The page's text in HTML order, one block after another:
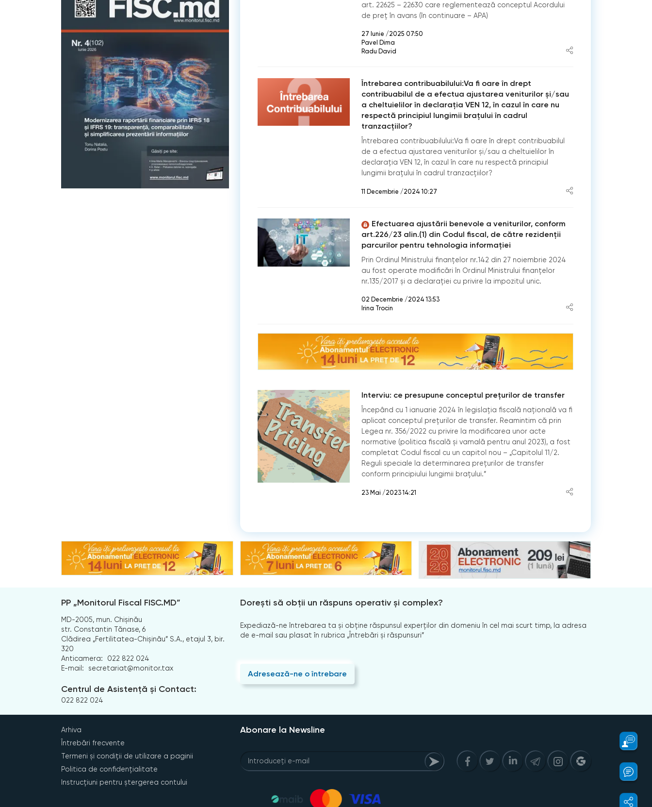
art. 22625 – 22630 care reglementează conceptul Acordului
de preț în avans (în continuare – APA)
27 Iunie /2025 07:50
Pavel Dima
Radu David
Întrebarea contribuabilului:Va fi oare în drept
contribuabilul de a efectua ajustarea veniturilor și/sau
a cheltuielilor în declarația VEN 12, în cazul în care nu
respectă principiul lungimii brațului în cadrul
tranzacțiilor?
Întrebarea contribuabilului:Va fi oare în drept contribuabilul
de a efectua ajustarea veniturilor și/sau a cheltuielilor în
declarația VEN 12, în cazul în care nu respectă principiul
lungimii brațului în cadrul tranzacțiilor?
11 Decembrie /2024 10:27
Efectuarea ajustării benevole a veniturilor, conform
art.226/23 alin.(1) din Codul fiscal, de către rezidenții
parcurilor pentru tehnologia informației
Prin Ordinul Ministrului finanțelor nr.142 din 27 noiembrie 2024
au fost operate modificări în Ordinul Ministrului finanțelor
nr.135/2017 și a declarației cu privire la impozitul unic.
02 Decembrie /2024 13:53
Irina Trocin
Interviu: ce presupune conceptul prețurilor de transfer
Începând cu 1 ianuarie 2024 în legislația fiscală națională va fi
aplicat conceptul prețurilor de transfer. Reamintim că prin
Legea nr. 356/2022 cu privire la modificarea unor acte
normative (politica fiscală și vamală pentru anul 2023), a fost
completat Codul fiscal cu un capitol nou – „Capitolul 11/2.
Reguli speciale la determinarea prețurilor de transfer
conform principiului lungimii brațului.”
23 Mai /2023 14:21
PP „Monitorul Fiscal FISC.MD”
MD-2005, mun. Chișinău
str. Constantin Tănase, 6
Clădirea „Fertilitatea-Chișinău” S.A., etajul 3, bir.
320
Anticamera:
022 822 024
E-mail:
secretariat@monitor.tax
Centrul de Asistență și Contact:
022 822 024
Dorești să obții un răspuns operativ și complex?
Expediază-ne întrebarea ta și obține răspunsul experților din domeniu în cel mai scurt timp, la adresa
de e-mail sau plasat în rubrica „Întrebări și răspunsuri”
Adresează-ne o întrebare
Arhiva
Întrebări frecvente
Termeni și condiții de utilizare a paginii
Politica de confidențialitate
Instrucțiuni pentru ștergerea contului
Abonare la Newsline